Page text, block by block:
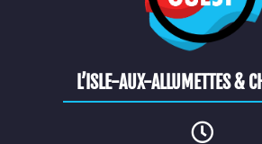
L’ISLE-AUX-ALLUMETTES &